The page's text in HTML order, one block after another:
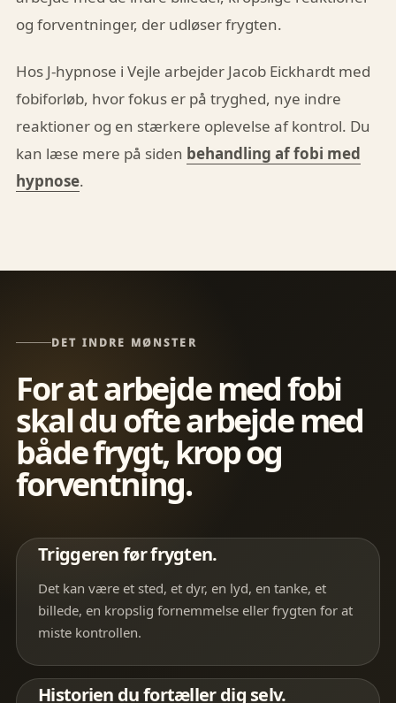
og forventninger, der udløser frygten.
Hos J-hypnose i Vejle arbejder Jacob Eickhardt med
fobiforløb, hvor fokus er på tryghed, nye indre
reaktioner og en stærkere oplevelse af kontrol. Du
kan læse mere på siden behandling af fobi med
hypnose.
DET INDRE MØNSTER
For at arbejde med fobi
skal du ofte arbejde med
både frygt, krop og
forventning.
Triggeren før frygten.
Det kan være et sted, et dyr, en lyd, en tanke, et
billede, en kropslig fornemmelse eller frygten for at
miste kontrollen.
Historien du fortæller dig selv.